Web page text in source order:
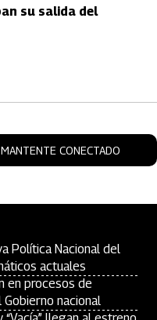
su salida del
CONECTADO
Política Nacional del
actuales
en procesos de
nacional